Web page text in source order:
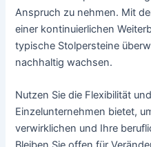
Anspruch zu nehmen. Mit
einer kontinuierlichen
typische Stolpersteine
nachhaltig wachsen.
Nutzen Sie die Flexibilität
Einzelunternehmen bietet,
verwirklichen und Ihre